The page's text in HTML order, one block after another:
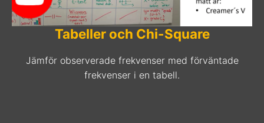
Tabeller och Chi-Square
Jämför observerade frekvenser med förväntade
frekvenser i en tabell.